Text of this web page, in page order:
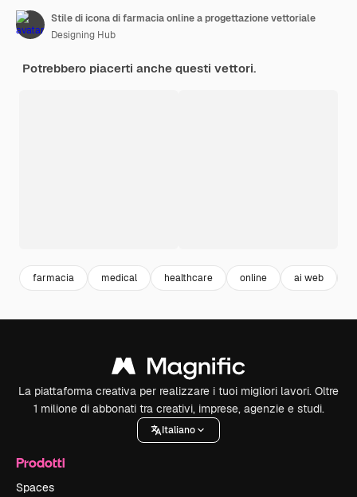
Stile di icona di farmacia online a progettazione vettoriale
Designing Hub
Potrebbero piacerti anche questi vettori.
farmacia medical healthcare online ai web
La piattaforma creativa per realizzare i tuoi migliori lavori. Oltre
1 milione di abbonati tra creativi, imprese, agenzie e studi.
Italiano
Prodotti
Spaces